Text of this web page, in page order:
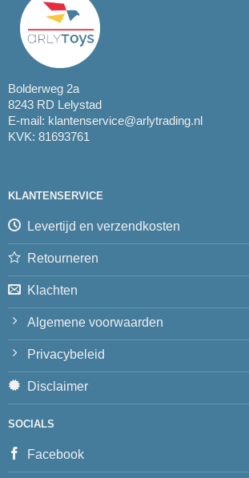
Bolderweg 2a
8243 RD Lelystad
E-mail: klantenservice@arlytrading.nl
KVK: 81693761
KLANTENSERVICE
Levertijd en verzendkosten
Retourneren
Klachten
Algemene voorwaarden
Privacybeleid
Disclaimer
SOCIALS
Facebook